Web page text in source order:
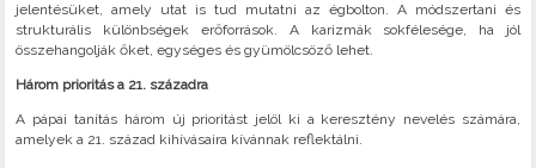
jelentésüket, amely utat is tud mutatni az égbolton. A módszertani és
strukturális különbségek erőforrások. A karizmák sokfélesége, ha jól
összehangolják őket, egységes és gyümölcsöző lehet.
Három prioritás a 21. századra
A pápai tanítás három új prioritást jelöl ki a keresztény nevelés számára,
amelyek a 21. század kihívásaira kívánnak reflektálni.